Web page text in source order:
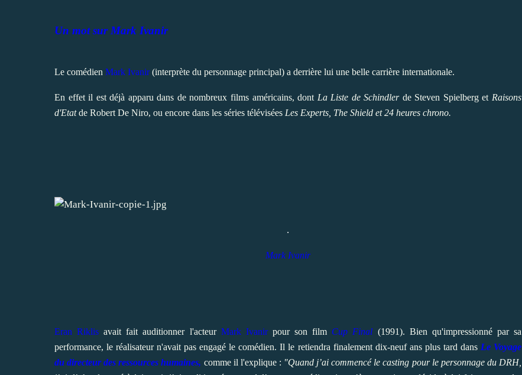
Un mot sur Mark Ivanir
Le comédien Mark Ivanir(interprète du personnage principal) a derrière lui une belle carrière internationale.
En effet il est déjà apparu dans de nombreux films américains, dont La Liste de Schindlerde Steven Spielberg et Raisons
d'Etatde Robert De Niro, ou encore dans les séries télévisées Les Experts, The Shield et 24 heures chrono.
.
Mark Ivanir
Eran Riklis avait fait auditionner l'acteur Mark Ivanirpour son film Cup Final (1991). Bien qu'impressionné par sa
performance, le réalisateur n'avait pas engagé le comédien. Il le retiendra finalement dix-neuf ans plus tard dans Le Voyage
du directeur des ressources humaines, comme il l'explique : "Quand j’ai commencé le casting pour le personnage du DRH,